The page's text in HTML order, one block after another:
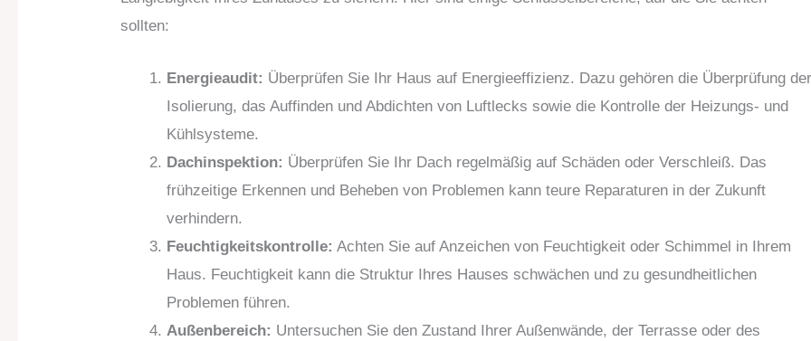
sollten:
Energieaudit: Überprüfen Sie Ihr Haus auf Energieeffizienz. Dazu gehören die Überprüfung
Isolierung, das Auffinden und Abdichten von Luftlecks sowie die Kontrolle der Heizungs- und
Kühlsysteme.
Dachinspektion: Überprüfen Sie Ihr Dach regelmäßig auf Schäden oder Verschleiß. Das
frühzeitige Erkennen und Beheben von Problemen kann teure Reparaturen in der Zukunft
verhindern.
Feuchtigkeitskontrolle: Achten Sie auf Anzeichen von Feuchtigkeit oder Schimmel in Ihrem
Haus. Feuchtigkeit kann die Struktur Ihres Hauses schwächen und zu gesundheitlichen
Problemen führen.
Außenbereich: Untersuchen Sie den Zustand Ihrer Außenwände, der Terrasse oder des